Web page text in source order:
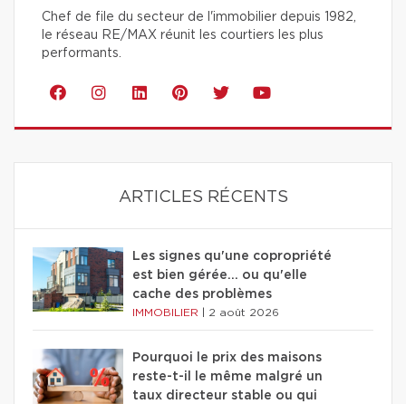
Chef de file du secteur de l'immobilier depuis 1982,
le réseau RE/MAX réunit les courtiers les plus
performants.
ARTICLES RÉCENTS
Les signes qu'une copropriété
est bien gérée… ou qu'elle
cache des problèmes
IMMOBILIER 2 août 2026
Pourquoi le prix des maisons
reste-t-il le même malgré un
taux directeur stable ou qui